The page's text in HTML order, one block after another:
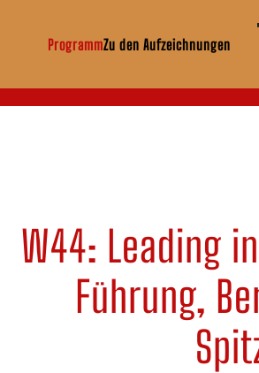
ProgrammZu den Aufzeichnungen
W44: Leading
Führung,